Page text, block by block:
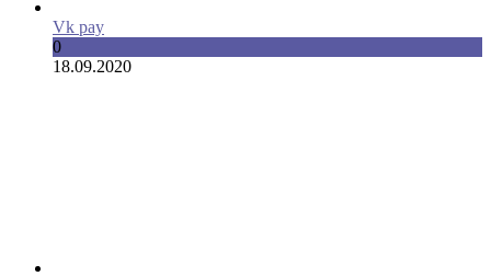
Vk pay
0
18.09.2020